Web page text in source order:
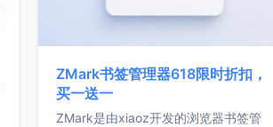
ZMark书签管理器618限时折扣，
买一送一
ZMark是由xiaoz开发的浏览器书签管